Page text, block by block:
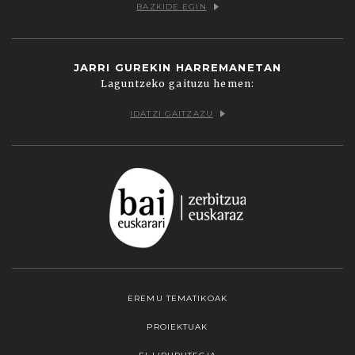
BAZKIDE EGIN
JARRI GUREKIN HARREMANETAN
Laguntzeko gaituzu hemen:
IDATZI GAITZAZU
EREMU TEMATIKOAK
PROIEKTUAK